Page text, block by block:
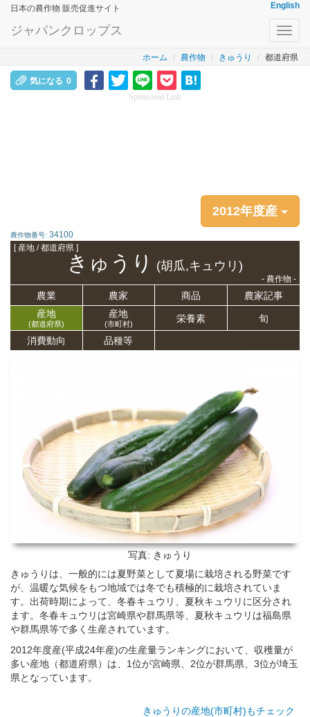
日本の農作物 販売促進サイト English
ジャパンクロップス
ホーム 農作物 きゅうり 都道府県
気になる 0
Sponsored Link
2012年度産
農作物番号: 34100
[ 産地 / 都道府県 ]
きゅうり (胡瓜,キュウリ)
- 農作物 -
農業 農家 商品
農家記事
産地
(都道府県)
産地
(市町村) 栄養素 旬
消費動向 品種等
写真: きゅうり
きゅうりは、一般的には夏野菜として夏場に栽培される野菜です
が、温暖な気候をもつ地域では冬でも積極的に栽培されていま
す。出荷時期によって、冬春キュウリ、夏秋キュウリに区分され
ます。冬春キュウリは宮崎県や群馬県等、夏秋キュウリは福島県
や群馬県等で多く生産されています。
2012年度産(平成24年産)の生産量ランキングにおいて、収穫量が
多い産地（都道府県）は、1位が宮崎県、2位が群馬県、3位が埼玉
県となっています。
きゅうりの産地(市町村)もチェック